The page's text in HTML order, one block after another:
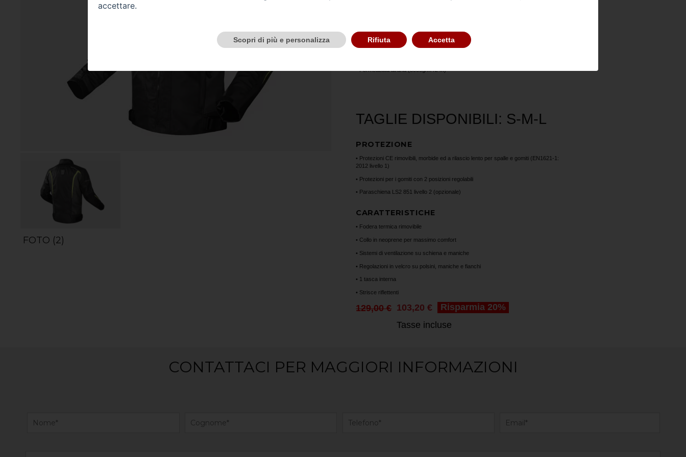
FOTO (2)
MATERIALI E TESSUTI
• Polyester 600D
• Permeabilità all’aria (3000g/m²/24h)
TAGLIE DISPONIBILI: S-M-L
PROTEZIONE
• Protezioni CE rimovibili, morbide ed a rilascio lento per spalle e gomiti (EN1621-1:
2012 livello 1)
• Protezioni per i gomiti con 2 posizioni regolabili
• Paraschiena LS2 851 livello 2 (opzionale)
CARATTERISTICHE
• Fodera termica rimovibile
• Collo in neoprene per massimo comfort
• Sistemi di ventilazione su schiena e maniche
• Regolazioni in velcro su polsini, maniche e fianchi
• 1 tasca interna
• Strisce riflettenti
129,00 € 103,20 €
Risparmia 20%
Tasse incluse
CONTATTACI PER MAGGIORI INFORMAZIONI
accettare.
Scopri di più e personalizza Rifiuta Accetta